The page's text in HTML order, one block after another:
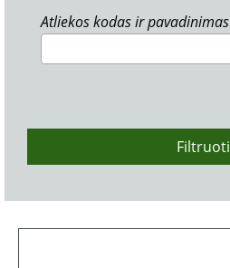
Atliekos kodas ir pavadinimas
Filtruoti